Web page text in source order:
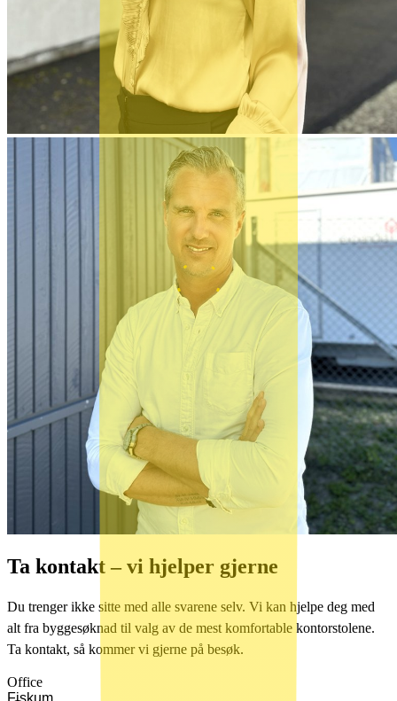
Ta kontakt – vi hjelper gjerne
Du trenger ikke sitte med alle svarene selv. Vi kan hjelpe deg med
alt fra byggesøknad til valg av de mest komfortable kontorstolene.
Ta kontakt, så kommer vi gjerne på besøk.
Office